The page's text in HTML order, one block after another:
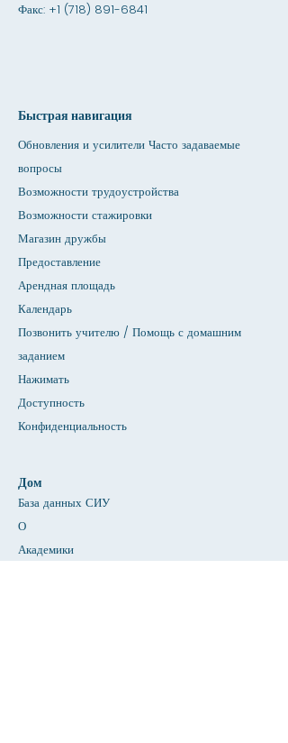
Факс: +1 (718) 891-6841
Быстрая навигация
Обновления и усилители Часто задаваемые
вопросы
Возможности трудоустройства
Возможности стажировки
Магазин дружбы
Предоставление
Арендная площадь
Календарь
Позвонить учителю / Помощь с домашним
заданием
Нажимать
Доступность
Конфиденциальность
Дом
База данных СИУ
О
Академики